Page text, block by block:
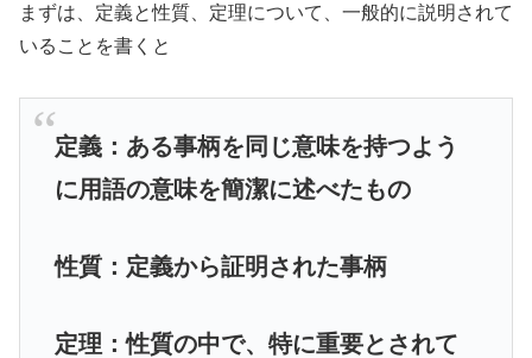
まずは、定義と性質、定理について、一般的に説明されて
いることを書くと
定義：ある事柄を同じ意味を持つよう
に用語の意味を簡潔に述べたもの
性質：定義から証明された事柄
定理：性質の中で、特に重要とされて